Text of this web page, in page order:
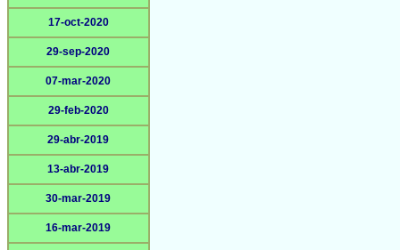
17-oct-2020
29-sep-2020
07-mar-2020
29-feb-2020
29-abr-2019
13-abr-2019
30-mar-2019
16-mar-2019